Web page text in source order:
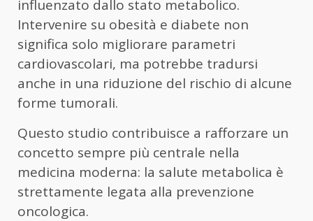
influenzato dallo stato metabolico.
Intervenire su obesità e diabete non
significa solo migliorare parametri
cardiovascolari, ma potrebbe tradursi
anche in una riduzione del rischio di alcune
forme tumorali.
Questo studio contribuisce a rafforzare un
concetto sempre più centrale nella
medicina moderna: la salute metabolica è
strettamente legata alla prevenzione
oncologica.